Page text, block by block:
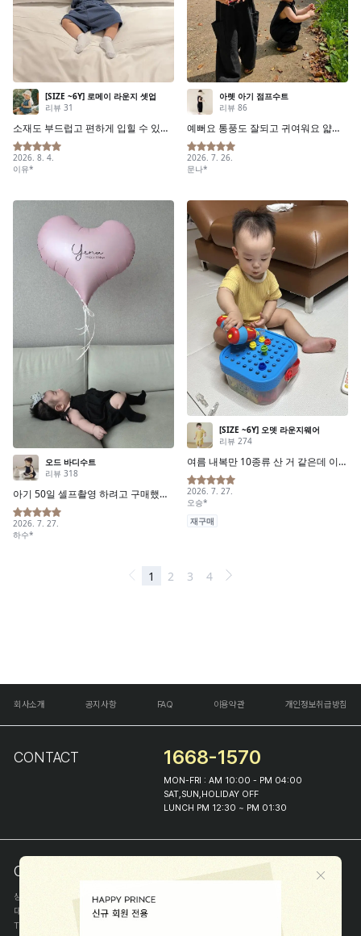
회사소개 공지사항 FAQ 이용약관 개인정보취급방침
CONTACT 1668-1570
MON-FRI : AM 10:00 - PM 04:00
SAT,SUN,HOLIDAY OFF
LUNCH PM 12:30 ~ PM 01:30
COMPANY INFO
상호
(주)해피프린스
대표
이화진
TEL